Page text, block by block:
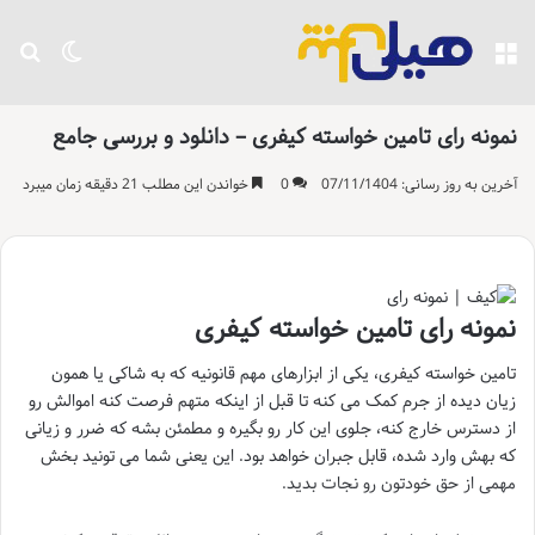
تغییر منو
نمونه رای تامین خواسته کیفری – دانلود و بررسی جامع
آخرین به روز رسانی: 07/11/1404 0 خواندن این مطلب 21 دقیقه زمان میبرد
نمونه رای تامین خواسته کیفری
تامین خواسته کیفری، یکی از ابزارهای مهم قانونیه که به شاکی یا همون
زیان دیده از جرم کمک می کنه تا قبل از اینکه متهم فرصت کنه اموالش رو
از دسترس خارج کنه، جلوی این کار رو بگیره و مطمئن بشه که ضرر و زیانی
که بهش وارد شده، قابل جبران خواهد بود. این یعنی شما می تونید بخش
مهمی از حق خودتون رو نجات بدید.